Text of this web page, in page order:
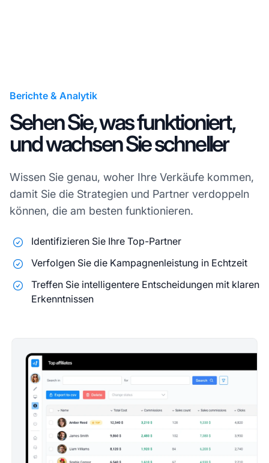
Berichte & Analytik
Sehen Sie, was funktioniert,
und wachsen Sie schneller
Wissen Sie genau, woher Ihre Verkäufe kommen,
damit Sie die Strategien und Partner verdoppeln
können, die am besten funktionieren.
Identifizieren Sie Ihre Top-Partner
Verfolgen Sie die Kampagnenleistung in Echtzeit
Treffen Sie intelligentere Entscheidungen mit klaren
Erkenntnissen